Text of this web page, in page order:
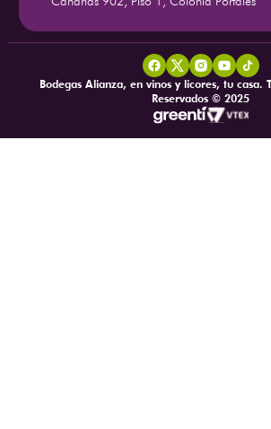
Bodegas Alianza, en vinos y licores, tu casa.
Reservados © 2025